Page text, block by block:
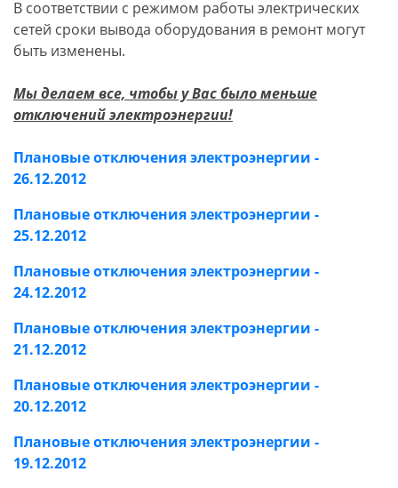
В соответствии с режимом работы электрических
сетей сроки вывода оборудования в ремонт могут
быть изменены.
Мы делаем все, чтобы у Вас было меньше
отключений электроэнергии!
Плановые отключения электроэнергии -
26.12.2012
Плановые отключения электроэнергии -
25.12.2012
Плановые отключения электроэнергии -
24.12.2012
Плановые отключения электроэнергии -
21.12.2012
Плановые отключения электроэнергии -
20.12.2012
Плановые отключения электроэнергии -
19.12.2012